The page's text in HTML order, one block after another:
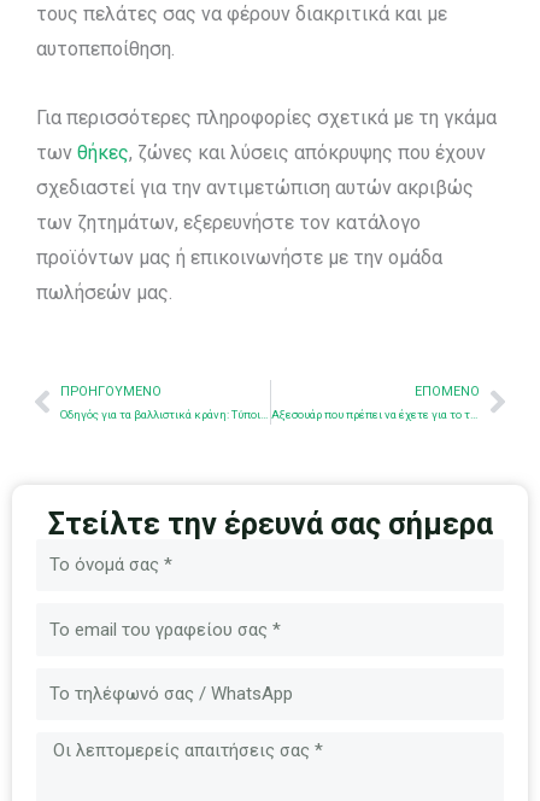
τους πελάτες σας να φέρουν διακριτικά και με
αυτοπεποίθηση.
Για περισσότερες πληροφορίες σχετικά με τη γκάμα
των θήκες, ζώνες και λύσεις απόκρυψης που έχουν
σχεδιαστεί για την αντιμετώπιση αυτών ακριβώς
των ζητημάτων, εξερευνήστε τον κατάλογο
προϊόντων μας ή επικοινωνήστε με την ομάδα
πωλήσεών μας.
Προηγούμενο
ΠΡΟΗΓΟΎΜΕΝΟ ΕΠΌΜΕΝΟ
Αξεσουάρ που πρέπει να έχετε για το τακτικό κράνος σας
Στείλτε την έρευνά σας σήμερα